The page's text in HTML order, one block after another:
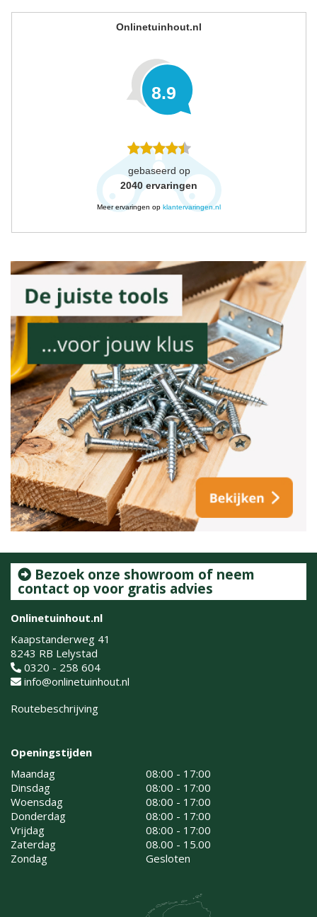
Onlinetuinhout.nl
8.9
gebaseerd op
2040 ervaringen
Meer ervaringen op klantervaringen.nl
Bezoek onze showroom of neem
contact op voor gratis advies
Onlinetuinhout.nl
Kaapstanderweg 41
8243 RB Lelystad
0320 - 258 604
info@onlinetuinhout.nl
Routebeschrijving
Openingstijden
Maandag
08:00 - 17:00
Dinsdag
08:00 - 17:00
Woensdag
08:00 - 17:00
Donderdag
08:00 - 17:00
Vrijdag
08:00 - 17:00
Zaterdag
08.00 - 15.00
Zondag
Gesloten